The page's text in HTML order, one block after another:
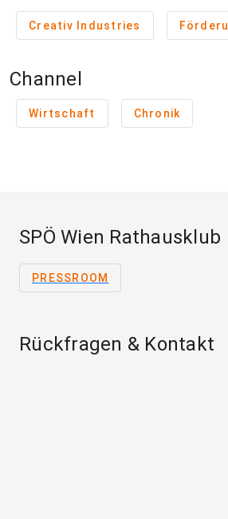
Creativ Industries
Channel
Wirtschaft Chronik
SPÖ Wien Rathausklub
PRESSROOM
Rückfragen & Kontakt